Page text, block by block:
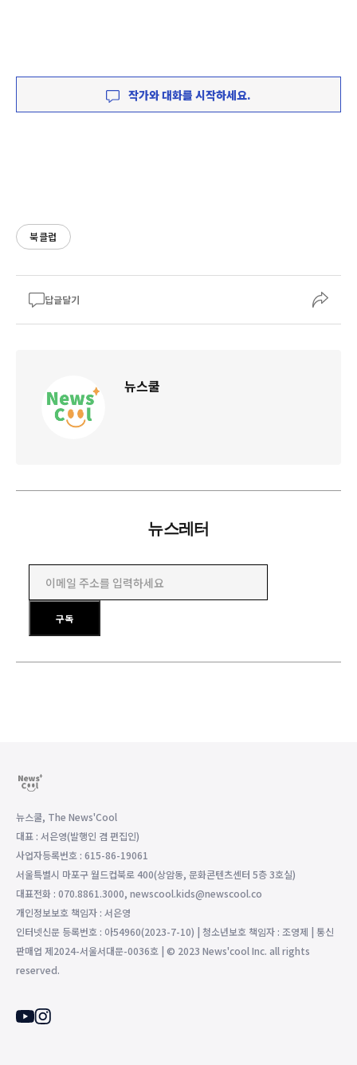
작가와 대화를 시작하세요.
북클럽
답글달기
뉴스쿨
뉴스레터
구독
뉴스쿨, The News'Cool
대표 : 서은영(발행인 겸 편집인)
사업자등록번호 : 615-86-19061
서울특별시 마포구 월드컵북로 400(상암동, 문화콘텐츠센터 5층 3호실)
대표전화 : 070.8861.3000, newscool.kids@newscool.co
개인정보보호 책임자 : 서은영
인터넷신문 등록번호 : 아54960(2023-7-10) | 청소년보호 책임자 : 조영제 | 통신
판매업 제2024-서울서대문-0036호 | © 2023 News'cool Inc. all rights
reserved.